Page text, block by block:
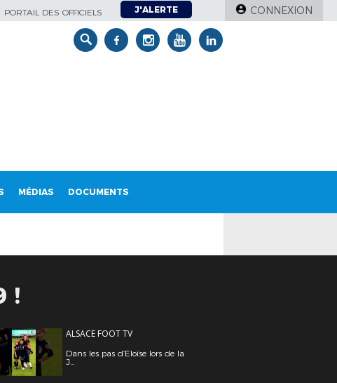
PORTAIL DES OFFICIELS J'ALERTE CONNEXION
MÉDIAS DOCUMENTS
!
ALSACE FOOT TV
Dans les pas d’Eloïse lors de la
J...